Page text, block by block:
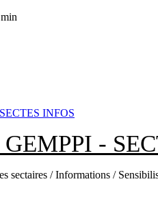
-
sectaires / Informations /